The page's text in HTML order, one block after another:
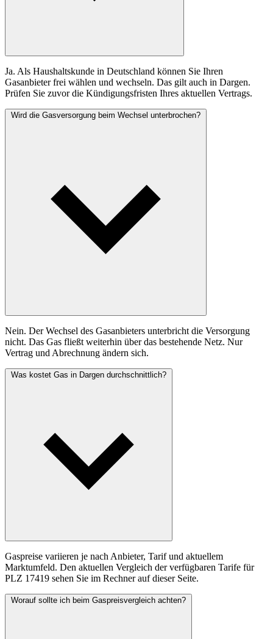
Ja. Als Haushaltskunde in Deutschland können Sie Ihren
Gasanbieter frei wählen und wechseln. Das gilt auch in Dargen.
Prüfen Sie zuvor die Kündigungsfristen Ihres aktuellen Vertrags.
Wird die Gasversorgung beim Wechsel unterbrochen?
Nein. Der Wechsel des Gasanbieters unterbricht die Versorgung
nicht. Das Gas fließt weiterhin über das bestehende Netz. Nur
Vertrag und Abrechnung ändern sich.
Was kostet Gas in Dargen durchschnittlich?
Gaspreise variieren je nach Anbieter, Tarif und aktuellem
Marktumfeld. Den aktuellen Vergleich der verfügbaren Tarife für
PLZ 17419 sehen Sie im Rechner auf dieser Seite.
Worauf sollte ich beim Gaspreisvergleich achten?